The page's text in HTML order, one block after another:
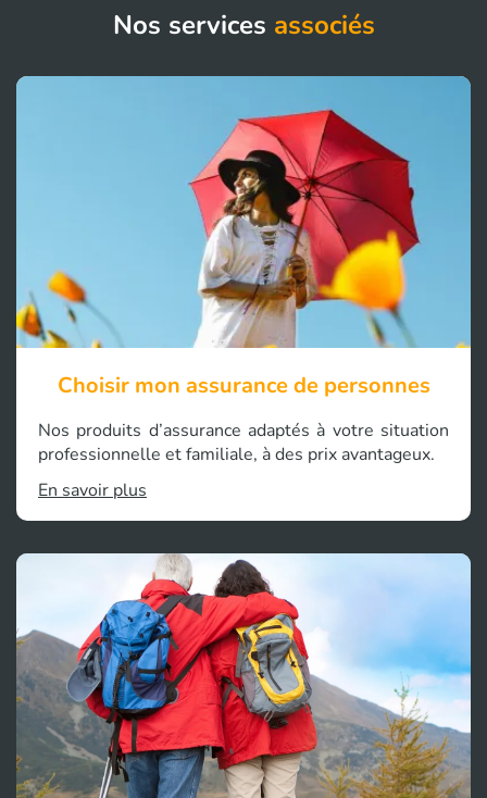
Nos services associés
Choisir mon assurance de personnes
Nos produits d’assurance adaptés à votre situation
professionnelle et familiale, à des prix avantageux.
En savoir plus